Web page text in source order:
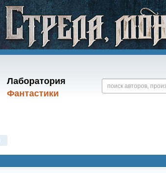
Лаборатория
Фантастики